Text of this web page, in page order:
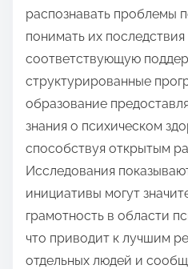
распознавать проблемы
понимать их последствия
соответствующую
структурированные
образование
знания о психическом
способствуя открытым
Исследования
инициативы могут
грамотность в области
что приводит к лучшим
отдельных людей и